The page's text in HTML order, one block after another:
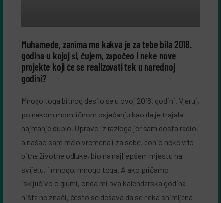
Muhamede, zanima me kakva je za tebe bila 2018.
godina u kojoj si, čujem, započeo i neke nove
projekte koji će se realizovati tek u narednoj
godini?
Mnogo toga bitnog desilo se u ovoj 2018. godini. Vjeruj,
po nekom mom ličnom osjećanju kao da je trajala
najmanje duplo. Upravo iz razloga jer sam dosta radio,
a našao sam malo vremena i za sebe, donio neke vrlo
bitne životne odluke, bio na najljepšem mjestu na
svijetu, i mnogo, mnogo toga. A ako pričamo
isključivo o glumi, onda mi ova kalendarska godina
ništa ne znači, često se dešava da se neka snimljena